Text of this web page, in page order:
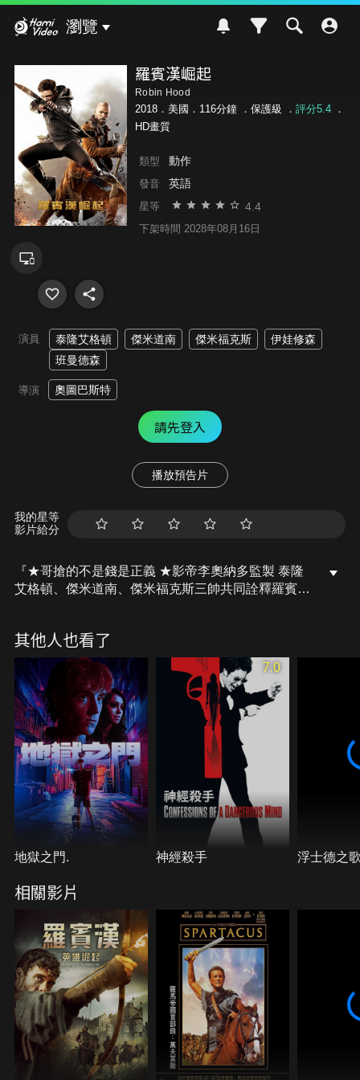
瀏覽
羅賓漢崛起
Robin Hood
2018．美國．116分鐘 ． 保護級 ． 評分5.4．
HD畫質
類型 動作
發音 英語
星等 4.4
下架時間 2028年08月16日
演員 泰隆艾格頓 傑米道南 傑米福克斯
伊娃修森
班曼德森
導演 奧圖巴斯特
請先登入
播放預告片
我的星等
影片給分
『★哥搶的不是錢是正義 ★影帝李奧納多監製 泰隆
艾格頓、傑米道南、傑米福克斯三帥共同詮釋羅賓漢
俠盜英雄。反抗暴政的過程，搭配犀利的射技，刺激
又節奏明快的打鬥、爆破場景，讓《羅賓漢崛起》與
以往的羅賓漢電影大為不同。本片講述年輕的羅賓漢
參加十字軍東征後回到家鄉，本以為能安穩度日，卻
目睹在暴政統治下，社會充斥犯罪和酷吏，人民在政
府暴行下叫苦連天。為了找回和平，羅賓漢聯手正義
的夥伴，試圖對抗這群暴虐、腐敗的官吏和貴族，重
建美麗家園。
其他人也看了
地獄之門.
7.0
神經殺手 浮士德之
相關影片